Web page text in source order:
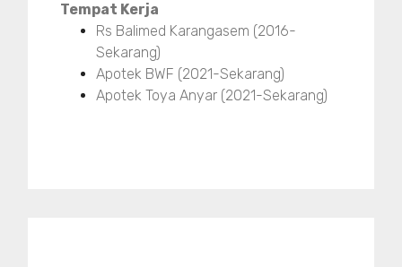
Tempat Kerja
Rs Balimed Karangasem (2016-
Sekarang)
Apotek BWF (2021-Sekarang)
Apotek Toya Anyar (2021-Sekarang)